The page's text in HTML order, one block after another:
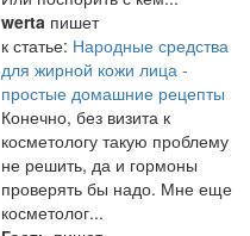
werta пишет
к статье: Народные средства
для жирной кожи лица -
простые домашние рецепты
Конечно, без визита к
косметологу такую проблему
не решить, да и гормоны
проверять бы надо. Мне еще
косметолог...